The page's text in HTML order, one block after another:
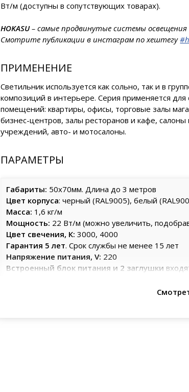
Вт/м (доступны в сопутствующих товарах).
HOKASU– самые продвинутые системы освещения
Смотрите публикации в инстаграм по хештегу
ПРИМЕНЕНИЕ
Светильник используется как сольно, так и в
композиций в интерьере. Серия применяется
помещений: квартиры, офисы, торговые залы
бизнес-центров, залы ресторанов и кафе,
учреждений, авто- и мотосалоны.
ПАРАМЕТРЫ
Габариты: 50х70мм. Длина до 3 метров
Цвет корпуса: черный (RAL9005), белый
Масса: 1,6 кг/м
Мощность: 22 Вт/м (можно увеличить,
Цвет свечения, К: 3000, 4000
Гарантия 5 лет. Срок службы не менее 15 лет
Напряжение питания, V: 220
Встроенный блок питания и 2 заглушки